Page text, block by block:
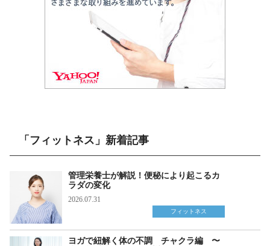
「フィットネス」新着記事
管理栄養士が解説！便秘により起こるカ
ラダの変化
2026.07.31
フィットネス
ヨガで紐解く体の不調 チャクラ編 〜